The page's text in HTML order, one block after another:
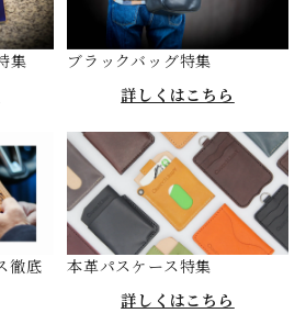
集
ブラックバッグ特集
詳しくはこちら
徹底
本革パスケース特集
詳しくはこちら